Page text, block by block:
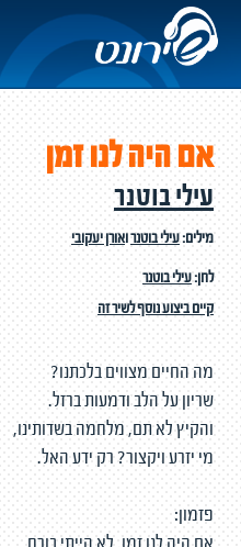
אם היה לנו זמן
עילי בוטנר
מילים:עילי בוטנרואורן יעקובי
לחן:עילי בוטנר
קיים ביצוע נוסף לשיר זה
מה החיים מצווים בלכתנו?
שריון על הלב ודמעות ברזל.
והקיץ לא תם, מלחמה בשדותינו,
מי יזרע ויקצור? רק ידע האל.
פזמון: